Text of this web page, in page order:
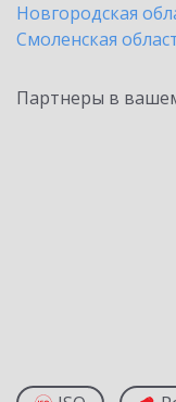
Новгородская
Смоленская
Партнеры в